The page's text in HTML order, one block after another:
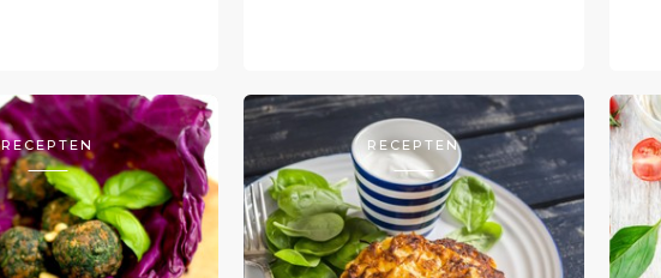
RECEPTEN RECEPTEN